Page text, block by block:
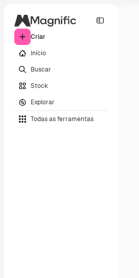
Criar
Início
Buscar
Stock
Explorar
Todas as ferramentas